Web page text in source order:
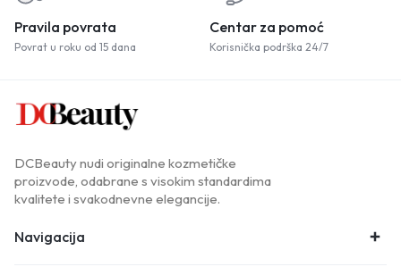
Pravila povrata
Povrat u roku od 15 dana
Centar za pomoć
Korisnička podrška 24/7
DCBeauty nudi originalne kozmetičke
proizvode, odabrane s visokim standardima
kvalitete i svakodnevne elegancije.
Navigacija